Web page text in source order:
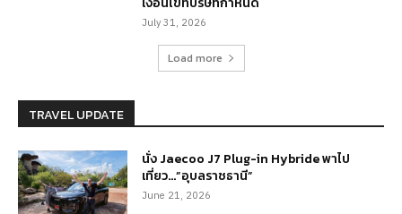
July 31, 2026
Load more
TRAVEL UPDATE
นั่ง Jaecoo J7 Plug-in Hybride พาไป
เที่ยว…”อุบลราชธานี”
June 21, 2026